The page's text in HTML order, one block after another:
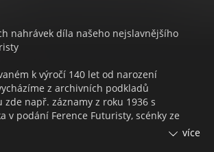
nahrávek díla našeho nejslavnějšího
k výročí 140 let od narození
z archivních podkladů
zde např. záznamy z roku 1936 s
v podání Ference Futuristy, scénky ze
z roku 1946 s Vlastimilem Brodským,
více